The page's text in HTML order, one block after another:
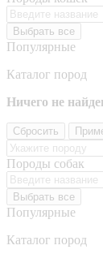
Выбрать все
Популярные
Каталог пород
Ничего не
Сбросить
Породы собак
Выбрать все
Популярные
Каталог пород